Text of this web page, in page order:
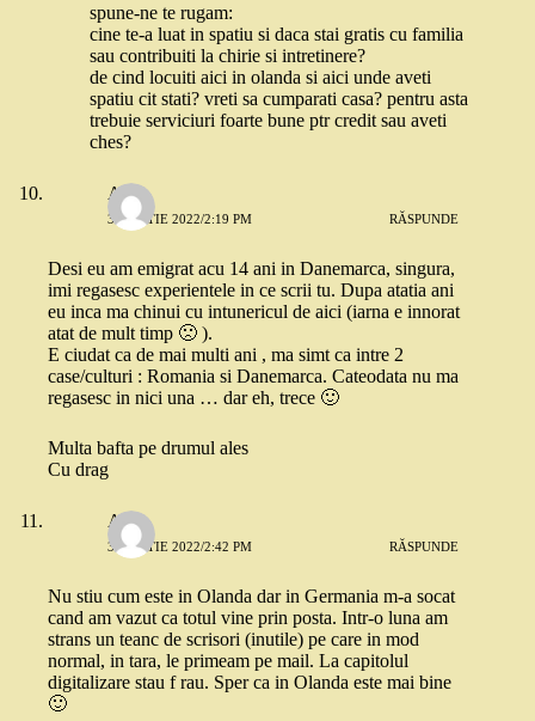
spune-ne te rugam:
cine te-a luat in spatiu si daca stai gratis cu familia
sau contribuiti la chirie si intretinere?
de cind locuiti aici in olanda si aici unde aveti
spatiu cit stati? vreti sa cumparati casa? pentru asta
trebuie serviciuri foarte bune ptr credit sau aveti
ches?
Anca
3 MARTIE 2022/2:19 PM RĂSPUNDE
Desi eu am emigrat acu 14 ani in Danemarca, singura,
imi regasesc experientele in ce scrii tu. Dupa atatia ani
eu inca ma chinui cu intunericul de aici (iarna e innorat
atat de mult timp 🙁 ).
E ciudat ca de mai multi ani , ma simt ca intre 2
case/culturi : Romania si Danemarca. Cateodata nu ma
regasesc in nici una … dar eh, trece 🙂
Multa bafta pe drumul ales
Cu drag
Alex
3 MARTIE 2022/2:42 PM RĂSPUNDE
Nu stiu cum este in Olanda dar in Germania m-a socat
cand am vazut ca totul vine prin posta. Intr-o luna am
strans un teanc de scrisori (inutile) pe care in mod
normal, in tara, le primeam pe mail. La capitolul
digitalizare stau f rau. Sper ca in Olanda este mai bine
🙂